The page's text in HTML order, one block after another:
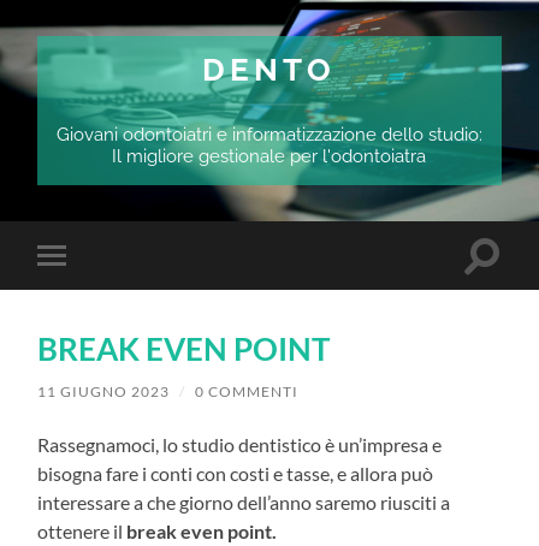
DENTO
Giovani odontoiatri e informatizzazione dello studio:
Il migliore gestionale per l'odontoiatra
Attiva/disattiva
il
dispositivi
BREAK EVEN POINT
11 GIUGNO 2023 / 0 COMMENTI
Rassegnamoci, lo studio dentistico è un’impresa e
bisogna fare i conti con costi e tasse, e allora può
interessare a che giorno dell’anno saremo riusciti a
ottenere il break even point.